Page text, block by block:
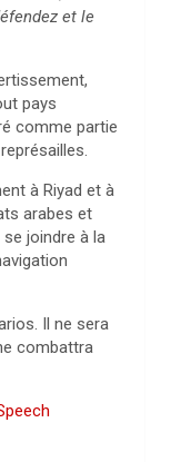
et le
pays
comme partie
à Riyad et à
arabes et
joindre à la
Il ne sera
combattra